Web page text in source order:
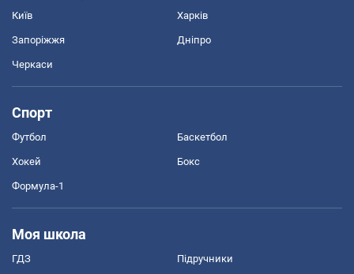
Київ Харків
Запоріжжя Дніпро
Черкаси
Спорт
Футбол Баскетбол
Хокей Бокс
Формула-1
Моя школа
ГДЗ Підручники